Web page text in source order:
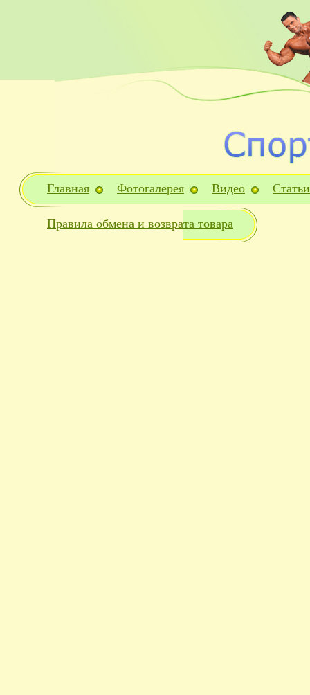
Главная Фотогалерея Видео Статьи
Правила обмена и возврата товара